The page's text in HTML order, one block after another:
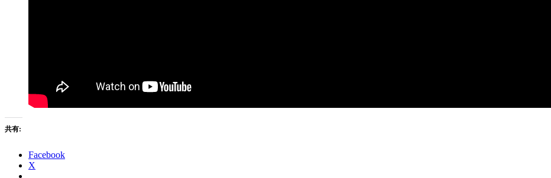
共有:
Facebook
X